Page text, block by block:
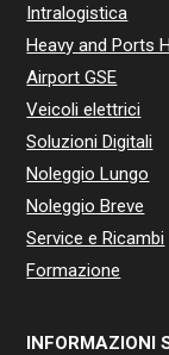
Intralogistica
Heavy and Ports
Airport GSE
Veicoli elettrici
Soluzioni Digitali
Noleggio Lungo
Noleggio Breve
Service e Ricambi
Formazione
INFORMAZIONI